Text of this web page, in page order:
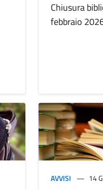
Chiusura
febbraio
AVVISI 14